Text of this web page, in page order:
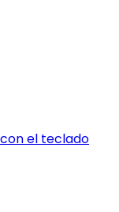
el teclado